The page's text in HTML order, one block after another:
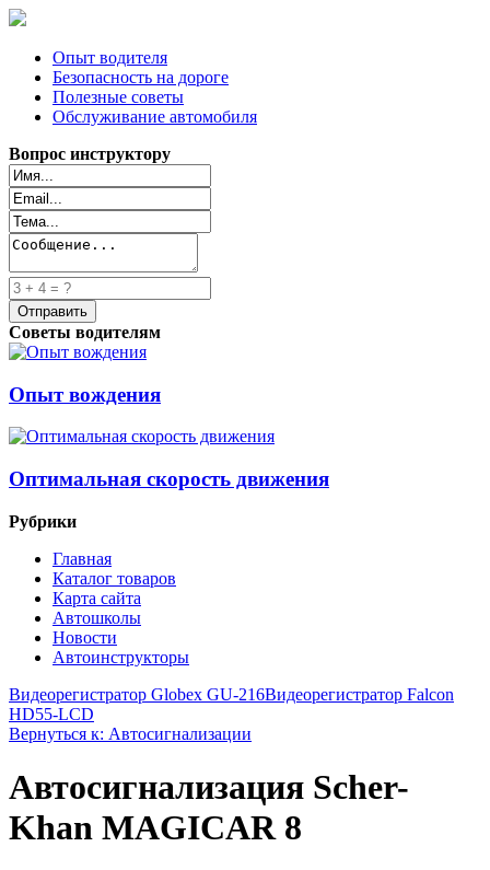
Опыт водителя
Безопасность на дороге
Полезные советы
Обслуживание автомобиля
Вопрос инструктору
Советы водителям
Опыт вождения
Оптимальная скорость движения
Рубрики
Главная
Каталог товаров
Карта сайта
Автошколы
Новости
Автоинструкторы
Видеорегистратор Globex GU-216Видеорегистратор Falcon
HD55-LCD
Вернуться к: Автосигнализации
Автосигнализация Scher-
Khan MAGICAR 8